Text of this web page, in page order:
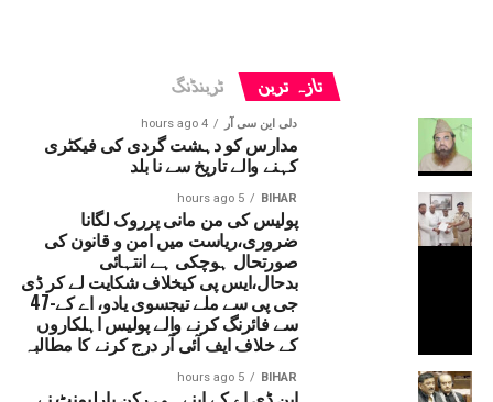
تازہ ترین ٹرینڈنگ
دلی این سی آر 4 hours ago
مدارس کو دہشت گردی کی فیکٹری
کہنے والے تاریخ سے نا بلد
BIHAR
5 hours ago
پولیس کی من مانی پرروک لگانا
ضروری،ریاست میں امن و قانون کی
صورتحال ہوچکی ہے انتہائی
بدحال،ایس پی کیخلاف شکایت لے کر ڈی
جی پی سے ملے تیجسوی یادو، اے کے-47
سے فائرنگ کرنے والے پولیس اہلکاروں
کے خلاف ایف آئی آر درج کرنے کا مطالبہ
BIHAR
5 hours ago